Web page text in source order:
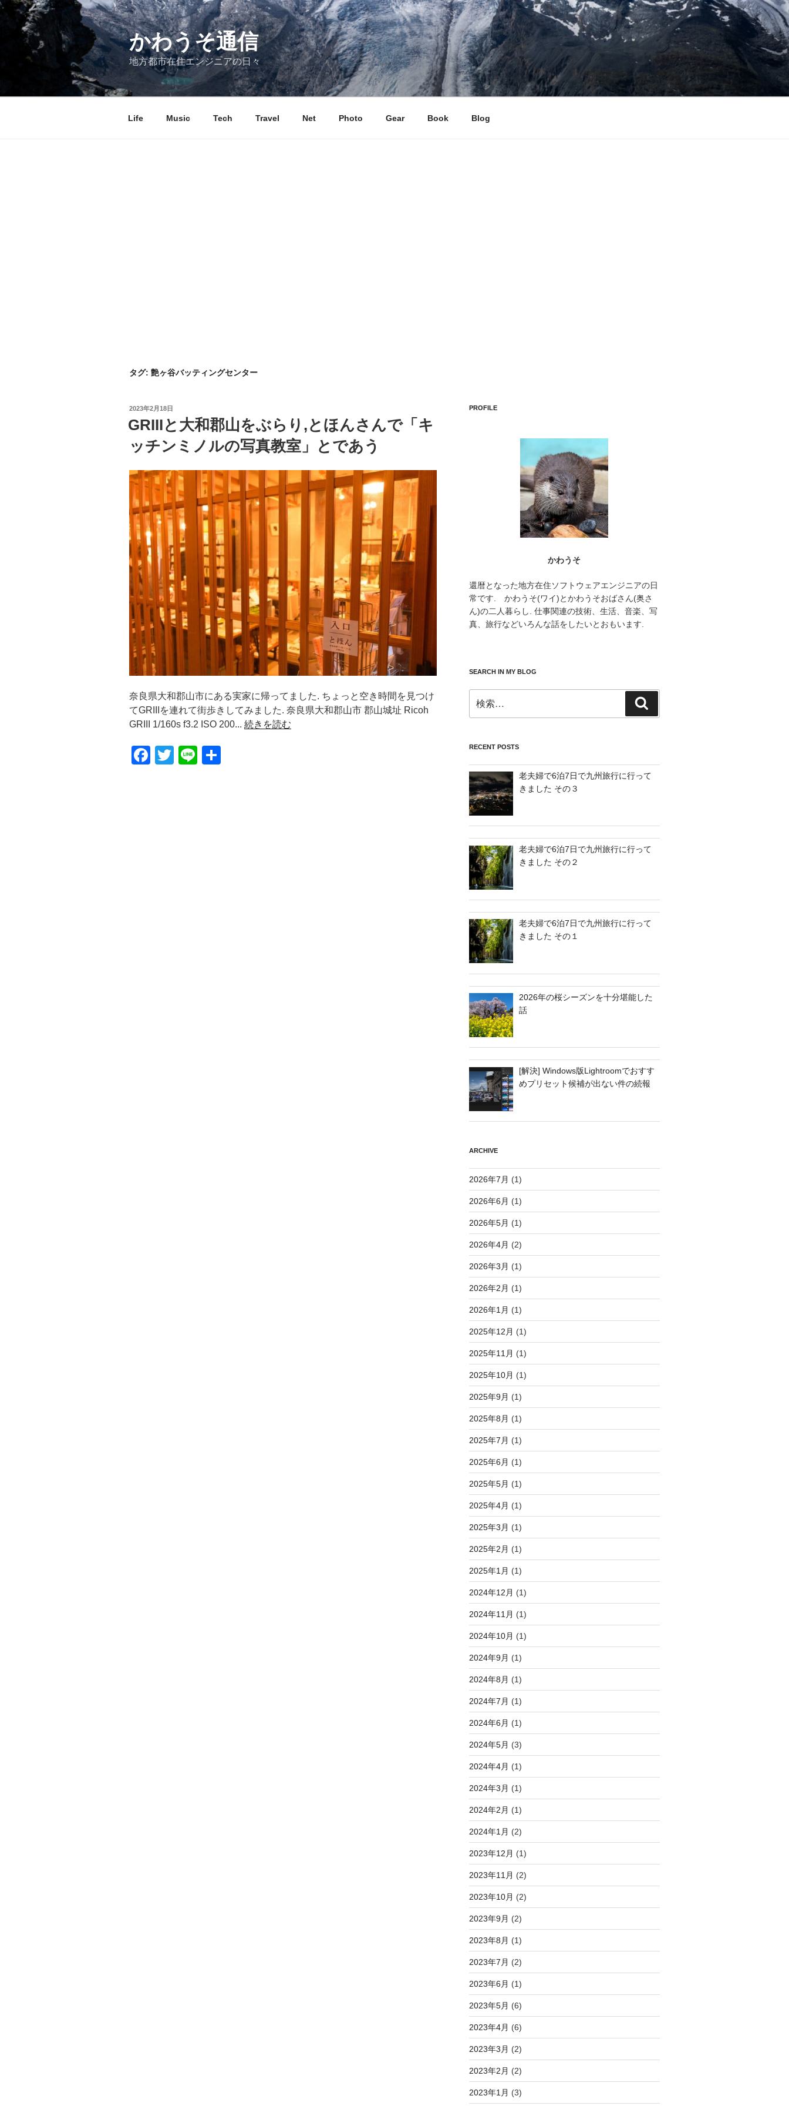
コ
かわうそ通信
地方都市在住エンジニアの日々
Life Music Tech Travel Net Photo Gear Book Blog
タグ: 艶ヶ谷バッティングセンター
投
日:
2023年2月18日
GRIIIと大和郡山をぶらり,とほんさんで「キ
ッチンミノルの写真教室」とであう
奈良県大和郡山市にある実家に帰ってました. ちょっと空き時間を見つけ
てGRIIIを連れて街歩きしてみました. 奈良県大和郡山市 郡山城址 Ricoh
GRIII 1/160s f3.2 ISO 200... 続きを読む
F
T
Li
PROFILE
かわうそ
還暦となった地方在住ソフトウェアエンジニアの日
常です. かわうそ(ワイ)とかわうそおばさん(奥さ
ん)の二人暮らし. 仕事関連の技術、生活、音楽、写
真、旅行などいろんな話をしたいとおもいます.
SEARCH IN MY BLOG
索:
索
RECENT POSTS
老夫婦で6泊7日で九州旅行に行って
きました その３
老夫婦で6泊7日で九州旅行に行って
きました その２
老夫婦で6泊7日で九州旅行に行って
きました その１
2026年の桜シーズンを十分堪能した
話
[解決] Windows版Lightroomでおすす
めプリセット候補が出ない件の続報
ARCHIVE
2026年7月 (1)
2026年6月 (1)
2026年5月 (1)
2026年4月 (2)
2026年3月 (1)
2026年2月 (1)
2026年1月 (1)
2025年12月 (1)
2025年11月 (1)
2025年10月 (1)
2025年9月 (1)
2025年8月 (1)
2025年7月 (1)
2025年6月 (1)
2025年5月 (1)
2025年4月 (1)
2025年3月 (1)
2025年2月 (1)
2025年1月 (1)
2024年12月 (1)
2024年11月 (1)
2024年10月 (1)
2024年9月 (1)
2024年8月 (1)
2024年7月 (1)
2024年6月 (1)
2024年5月 (3)
2024年4月 (1)
2024年3月 (1)
2024年2月 (1)
2024年1月 (2)
2023年12月 (1)
2023年11月 (2)
2023年10月 (2)
2023年9月 (2)
2023年8月 (1)
2023年7月 (2)
2023年6月 (1)
2023年5月 (6)
2023年4月 (6)
2023年3月 (2)
2023年2月 (2)
2023年1月 (3)